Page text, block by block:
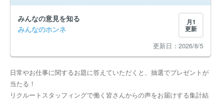
みんなの意見を知る
みんなのホンネ
月1
更新
2026/8/5
日常やお仕事に関するお題に答えていただくと、抽選でプレゼントが
当たる！
リクルートスタッフィングで働く皆さんからの声をお届けする集計結